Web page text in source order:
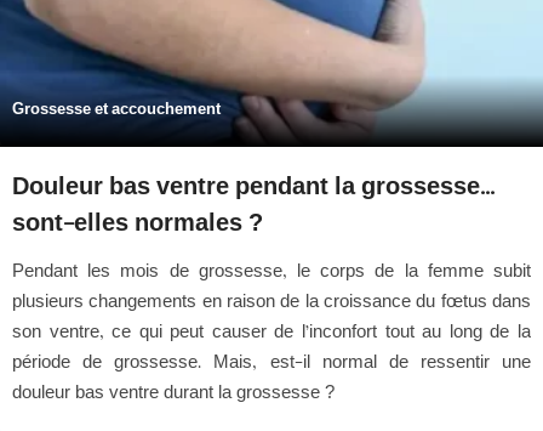
Grossesse et accouchement
Douleur bas ventre pendant la grossesse...
sont-elles normales ?
Pendant les mois de grossesse, le corps de la femme subit
plusieurs changements en raison de la croissance du fœtus dans
son ventre, ce qui peut causer de l’inconfort tout au long de la
période de grossesse. Mais, est-il normal de ressentir une
douleur bas ventre durant la grossesse ?